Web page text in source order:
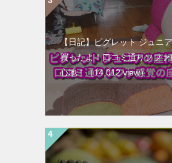
【日記】ピグレット ジュニ
買ったよ！口コミ通りソフ
心地！（14,012 view）